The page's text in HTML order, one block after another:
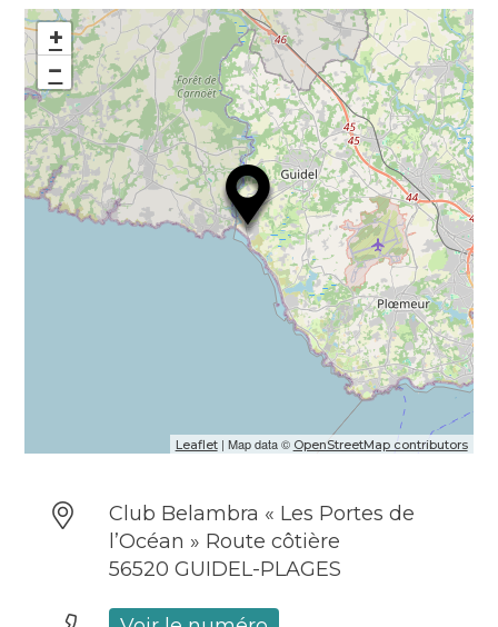
+
−
Leaflet| Map data © OpenStreetMap contributors
Club Belambra « Les Portes de
l’Océan » Route côtière
56520 GUIDEL-PLAGES